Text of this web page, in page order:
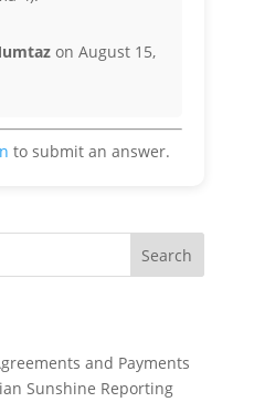
on August 15,
to submit an answer.
Search
and Payments
Sunshine Reporting